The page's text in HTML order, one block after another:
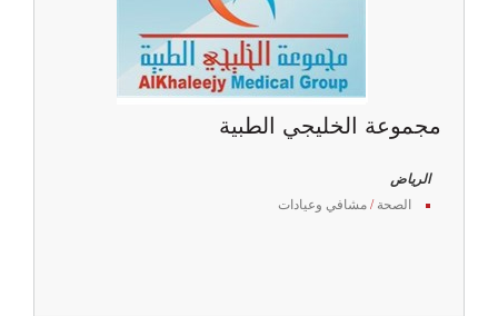
مجموعة الخليجي الطبية
الرياض
الصحة / مشافي وعيادات